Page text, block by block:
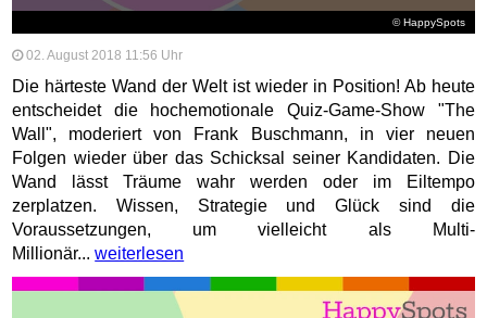
© HappySpots
02. August 2018 11:56 Uhr
Die härteste Wand der Welt ist wieder in Position! Ab heute
entscheidet die hochemotionale Quiz-Game-Show "The
Wall", moderiert von Frank Buschmann, in vier neuen
Folgen wieder über das Schicksal seiner Kandidaten. Die
Wand lässt Träume wahr werden oder im Eiltempo
zerplatzen. Wissen, Strategie und Glück sind die
Voraussetzungen, um vielleicht als Multi-
Millionär...weiterlesen